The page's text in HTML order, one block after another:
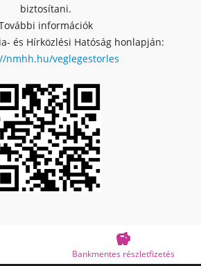
biztosítani.
információk
és Hírközlési Hatóság honlapján:
nmhh.hu/veglegestorles
OTP Online Áruhitel